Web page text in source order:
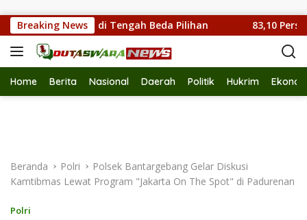
Breaking News
RW 011 di Tengah Beda Pilihan 83,10 Persen
Home Berita Nasional Daerah Politik Hukrim
Beranda Polri
Polsek Bantargebang Gelar Diskusi
Kamtibmas Lewat Program "Jakarta On The Spot" di Padurenan
Polri